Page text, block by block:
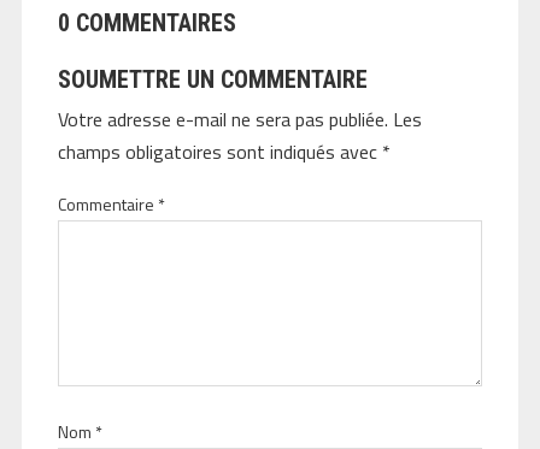
0 COMMENTAIRES
SOUMETTRE UN COMMENTAIRE
Votre adresse e-mail ne sera pas publiée. Les
champs obligatoires sont indiqués avec *
Commentaire *
Nom *